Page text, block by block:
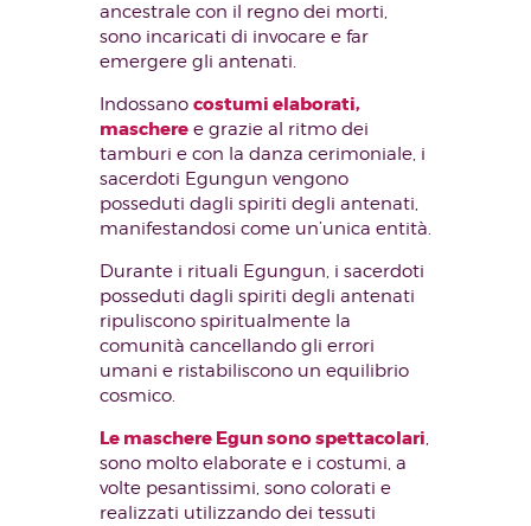
ancestrale con il regno dei morti,
sono incaricati di invocare e far
emergere gli antenati.
Indossano costumi elaborati,
maschere e grazie al ritmo dei
tamburi e con la danza cerimoniale, i
sacerdoti Egungun vengono
posseduti dagli spiriti degli antenati,
manifestandosi come un’unica entità.
Durante i rituali Egungun, i sacerdoti
posseduti dagli spiriti degli antenati
ripuliscono spiritualmente la
comunità cancellando gli errori
umani e ristabiliscono un equilibrio
cosmico.
Le maschere Egun sono spettacolari,
sono molto elaborate e i costumi, a
volte pesantissimi, sono colorati e
realizzati utilizzando dei tessuti